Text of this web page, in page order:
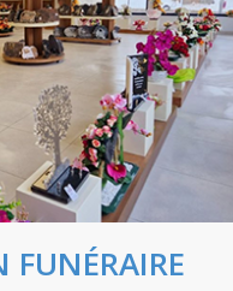
FUNÉRAIRE